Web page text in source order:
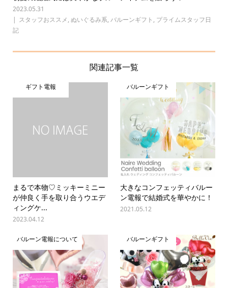
2023.05.31
スタッフおススメ, ぬいぐるみ系, バルーンギフト , プライムスタッフ日
記
関連記事一覧
ギフト電報
まるで本物♡ミッキーミニー
が仲良く手を取り合うウエデ
ィングケ...
2023.04.12
バルーンギフト
大きなコンフェッティバルー
ン電報で結婚式を華やかに！
2021.05.12
バルーン電報について バルーンギフト